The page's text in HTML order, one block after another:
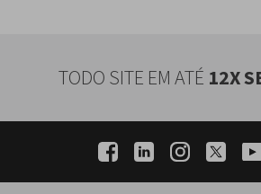
TODO SITE EM ATÉ 12X